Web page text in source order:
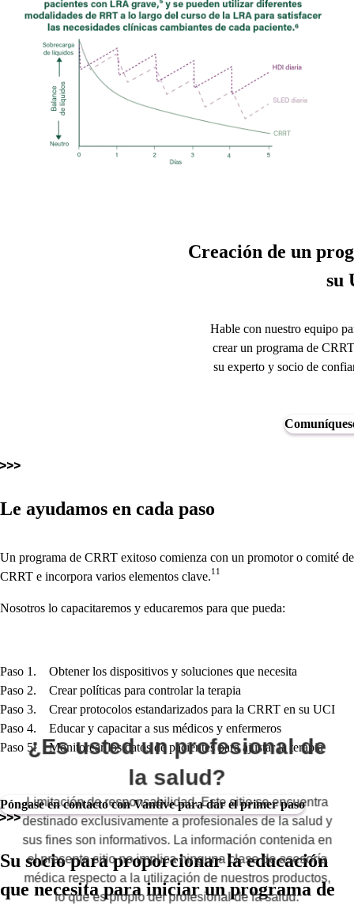
Creación de un
su
Hable con nuestro equipo
crear un programa de
su experto y socio de
Le ayudamos en cada paso
Un programa de CRRT exitoso comienza con un promotor o comité de
CRRT e incorpora varios elementos clave.11
Nosotros lo capacitaremos y educaremos para que pueda:
Paso 1. Obtener los dispositivos y soluciones que necesita
Paso 2. Crear políticas para controlar la terapia
Paso 3. Crear protocolos estandarizados para la CRRT en su UCI
Paso 4. Educar y capacitar a sus médicos y enfermeros
Paso 5: Monitorear los datos de pacientes para ajustar la terapia
Póngase en contacto con Vantive para dar el primer paso
Su socio para proporcionar la educación
que necesita para iniciar un programa de
¿Es usted un profesional de
la salud?
Limitación de responsabilidad. Este sitio se encuentra
destinado exclusivamente a profesionales de la salud y
sus fines son informativos. La información contenida en
el presente sitio no implica ninguna clase de asesoría
médica respecto a la utilización de nuestros productos,
lo que es propio del profesional de la salud.